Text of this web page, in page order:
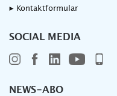
▸ Kontaktformular
SOCIAL MEDIA
NEWS-ABO